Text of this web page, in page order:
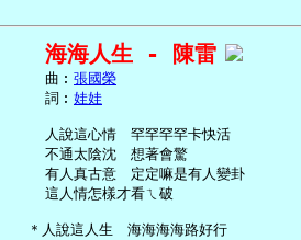
海海人生 - 陳雷
     曲︰
張國榮
     詞︰
娃娃
     人說這心情　罕罕罕罕卡快活
     不通太陰沈　想著會驚
     有人真古意　定定嘛是有人變卦
     這人情怎樣才看ㄟ破
   ＊人說這人生　海海海海路好行